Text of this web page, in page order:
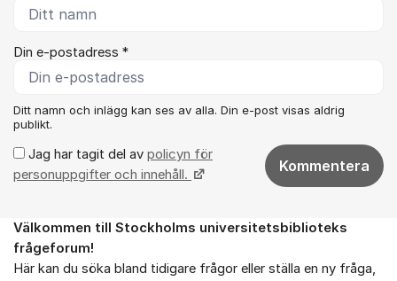
Din e-postadress *
Ditt namn och inlägg kan ses av alla. Din e-post visas aldrig
publikt.
Jag har tagit del av policyn för
personuppgifter och innehåll.
Kommentera
Om forumet
Välkommen till Stockholms universitetsbiblioteks
frågeforum!
Här kan du söka bland tidigare frågor eller ställa en ny fråga,